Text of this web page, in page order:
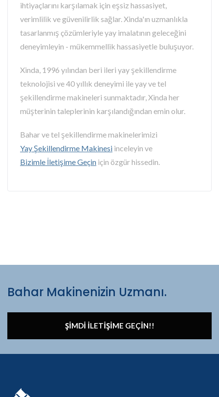
ihtiyaçlarını karşılamak için eşsiz hassasiyet,
verimlilik ve güvenilirlik sağlar. Xinda'ın uzmanlıkla
tasarlanmış çözümleriyle yay imalatının geleceğini
deneyimleyin - mükemmellik hassasiyetle buluşuyor.
Xinda, 1996 yılından beri ileri yay şekillendirme
teknolojisi ve 40 yıllık deneyimi ile yay ve tel
şekillendirme makineleri sunmaktadır, Xinda her
müşterinin taleplerinin karşılandığından emin olur.
Bahar ve tel şekillendirme makinelerimizi
Yay Şekillendirme Makinesi inceleyin ve
Bizimle İletişime Geçin için özgür hissedin.
Bahar Makinenizin Uzmanı.
ŞIMDI İLETIŞIME GEÇIN!!